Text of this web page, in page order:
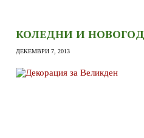
КОЛЕДНИ И
ДЕКЕМВРИ 7, 2013